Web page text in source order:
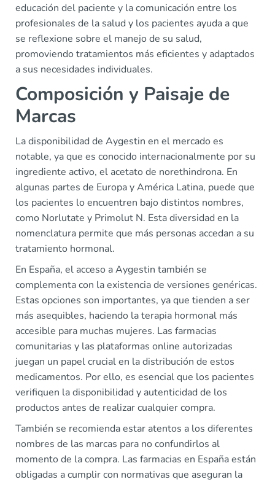
educación del paciente y la comunicación entre los
profesionales de la salud y los pacientes ayuda a que
se reflexione sobre el manejo de su salud,
promoviendo tratamientos más eficientes y adaptados
a sus necesidades individuales.
Composición y Paisaje de
Marcas
La disponibilidad de Aygestin en el mercado es
notable, ya que es conocido internacionalmente por su
ingrediente activo, el acetato de norethindrona. En
algunas partes de Europa y América Latina, puede que
los pacientes lo encuentren bajo distintos nombres,
como Norlutate y Primolut N. Esta diversidad en la
nomenclatura permite que más personas accedan a su
tratamiento hormonal.
En España, el acceso a Aygestin también se
complementa con la existencia de versiones genéricas.
Estas opciones son importantes, ya que tienden a ser
más asequibles, haciendo la terapia hormonal más
accesible para muchas mujeres. Las farmacias
comunitarias y las plataformas online autorizadas
juegan un papel crucial en la distribución de estos
medicamentos. Por ello, es esencial que los pacientes
verifiquen la disponibilidad y autenticidad de los
productos antes de realizar cualquier compra.
También se recomienda estar atentos a los diferentes
nombres de las marcas para no confundirlos al
momento de la compra. Las farmacias en España están
obligadas a cumplir con normativas que aseguran la